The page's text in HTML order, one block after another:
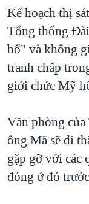
CÁC GIÁ TRỊ
THƯỢNG ĐỈNH
TRỊNH VĨNH
NGƯ DÂN VIỆT
BÊN KIA
QUAN HỆ VIỆT
Kế hoạch thị
Tổng thống
bổ" và không
tranh chấp
giới chức Mỹ
Văn phòng
ông Mã sẽ đi
gặp gỡ với các
đóng ở đó